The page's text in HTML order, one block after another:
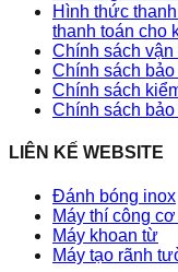
Hình thức
thanh toán cho
Chính sách
Chính sách bảo
Chính sách
Chính sách
LIÊN KẾ WEBSITE
Đánh bóng inox
Máy thí công
Máy khoan từ
Máy tạo rãnh